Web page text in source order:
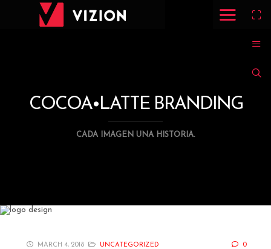
COCOA•LATTE BRANDING
CADA IMAGEN UNA HISTORIA.
MARCH 4, 2018 UNCATEGORIZED 0